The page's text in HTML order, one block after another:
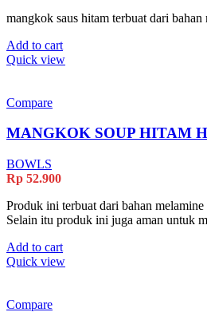
mangkok saus hitam terbuat dari
Add to cart
Quick view
Compare
MANGKOK SOUP HITAM
BOWLS
Rp 52.900
Produk ini terbuat dari bahan
Selain itu produk ini juga aman untuk
Add to cart
Quick view
Compare